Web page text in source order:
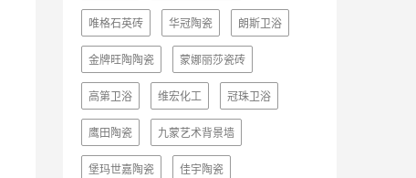
唯格石英砖 华冠陶瓷 朗斯卫浴
金牌旺陶陶瓷 蒙娜丽莎瓷砖
高第卫浴 维宏化工 冠珠卫浴
鹰田陶瓷 九蒙艺术背景墙
堡玛世嘉陶瓷 佳宇陶瓷